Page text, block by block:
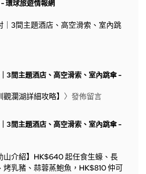
環球旅遊情報網
｜3間主題酒店、高空滑索、室內跳
3間主題酒店、高空滑索、室內跳傘 -
瀾湖詳細攻略】 〉發佈留言
3間主題酒店、高空滑索、室內跳傘 -
山介紹】HK$640 起任食生蠔、長
烤乳豬、蒜蓉蒸鮑魚，HK$810 仲可